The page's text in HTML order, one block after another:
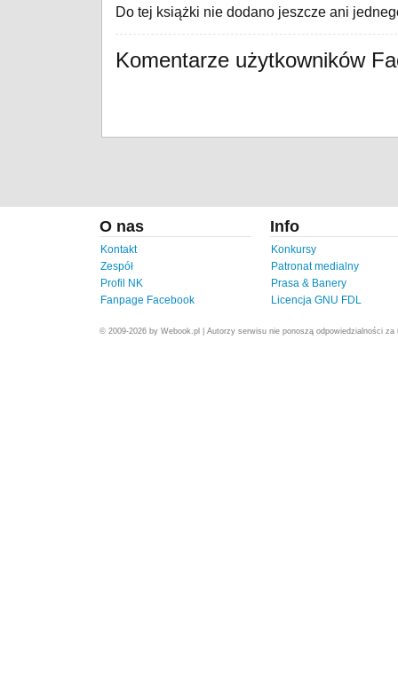
Do tej książki nie dodano jeszcze ani
Komentarze użytkowników
O nas
Kontakt
Zespół
Profil NK
Fanpage Facebook
Info
Konkursy
Patronat medialny
Prasa & Banery
Licencja GNU FDL
© 2009-2026 by Webook.pl | Autorzy serwisu nie ponoszą odpowiedzialności